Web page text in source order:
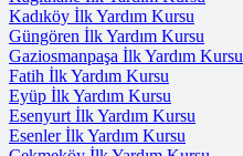
Kadıköy İlk Yardım Kursu
Güngören İlk Yardım Kursu
Gaziosmanpaşa İlk Yardım Kursu
Fatih İlk Yardım Kursu
Eyüp İlk Yardım Kursu
Esenyurt İlk Yardım Kursu
Esenler İlk Yardım Kursu